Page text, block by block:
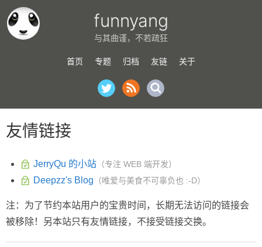
funnyang
与其曲谨，不若疏狂
首页 专题 归档 友链 关于
友情链接
JerryQu 的小站 （专注 WEB 端开发）
Deepzz's Blog （唯爱与美食不可辜负也 :-D）
注：为了节约本站用户的宝贵时间，长期无法访问的链接会
被移除！另本站只有友情链接，不接受链接交换。